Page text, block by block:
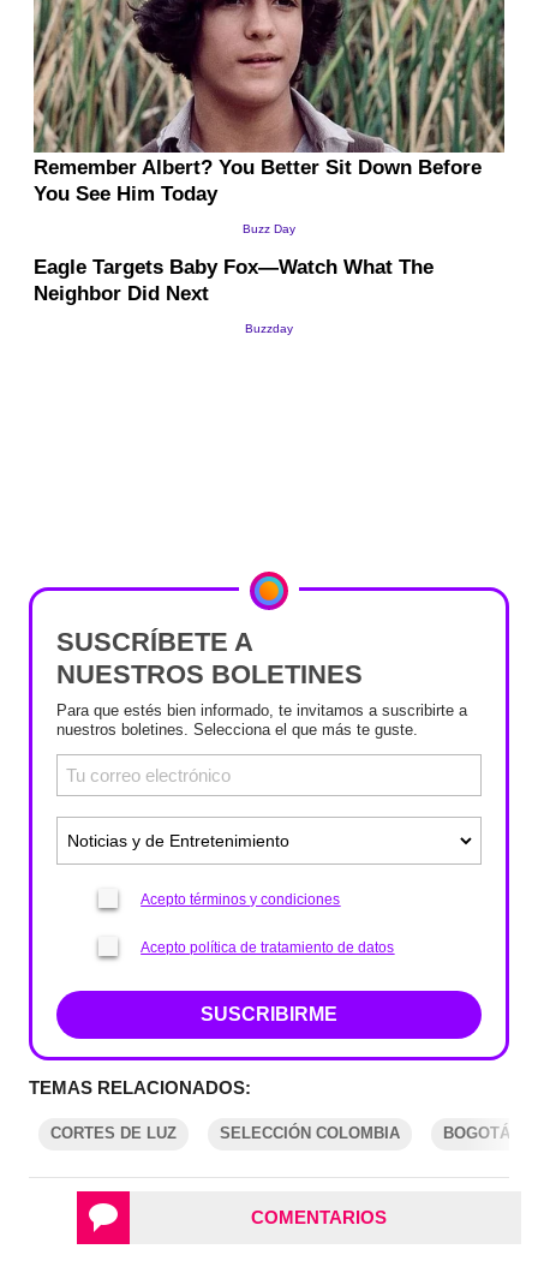
SUSCRÍBETE A
NUESTROS BOLETINES
Para que estés bien informado, te invitamos a suscribirte a
nuestros boletines. Selecciona el que más te guste.
Acepto términos y condiciones
Acepto política de tratamiento de datos
SUSCRIBIRME
TEMAS RELACIONADOS:
CORTES DE LUZ SELECCIÓN COLOMBIA BOGOTÁ
COMENTARIOS